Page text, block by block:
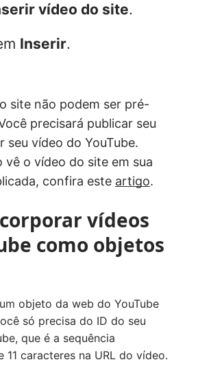
vídeo do site.
Inserir.
site não podem ser pré-
precisará publicar seu
seu vídeo do YouTube.
vê o vídeo do site em sua
confira este artigo.
vídeos
como objetos
objeto da web do YouTube
só precisa do ID do seu
que é a sequência
11 caracteres na URL do vídeo.